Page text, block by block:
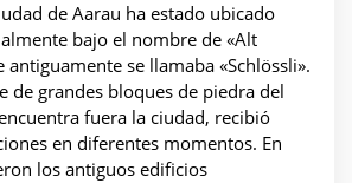
de Aarau ha estado ubicado
bajo el nombre de «Alt
antiguamente se llamaba «Schlössli».
de grandes bloques de piedra del
fuera la ciudad, recibió
en diferentes momentos. En
los antiguos edificios